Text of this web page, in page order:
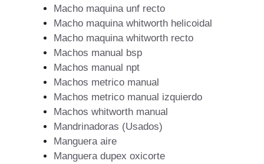
Macho maquina unf recto
Macho maquina whitworth helicoidal
Macho maquina whitworth recto
Machos manual bsp
Machos manual npt
Machos metrico manual
Machos metrico manual izquierdo
Machos whitworth manual
Mandrinadoras (Usados)
Manguera aire
Manguera dupex oxicorte